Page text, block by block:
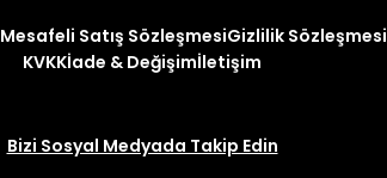
Mesafeli Satış SözleşmesiGizlilik Sözleşmesi
KVKKİade & Değişimİletişim
Bizi Sosyal Medyada Takip Edin